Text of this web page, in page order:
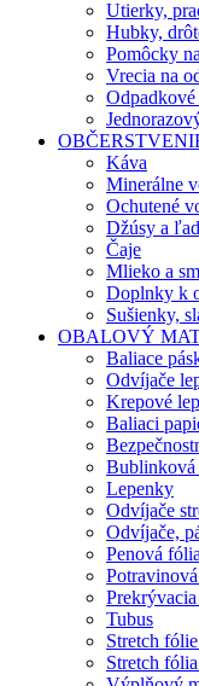
Utierky,
Hubky,
Pomôcky
Vrecia na
Káva
Minerálne
Ochutené
Džúsy a
Čaje
Mlieko a
Doplnky k
Sušienky,
OBALOVÝ
Baliace
Odvíjače
Krepové
Baliaci
Bublinková
Lepenky
Odvíjače
Odvíjače,
Penová fólia
Tubus
Stretch
Stretch